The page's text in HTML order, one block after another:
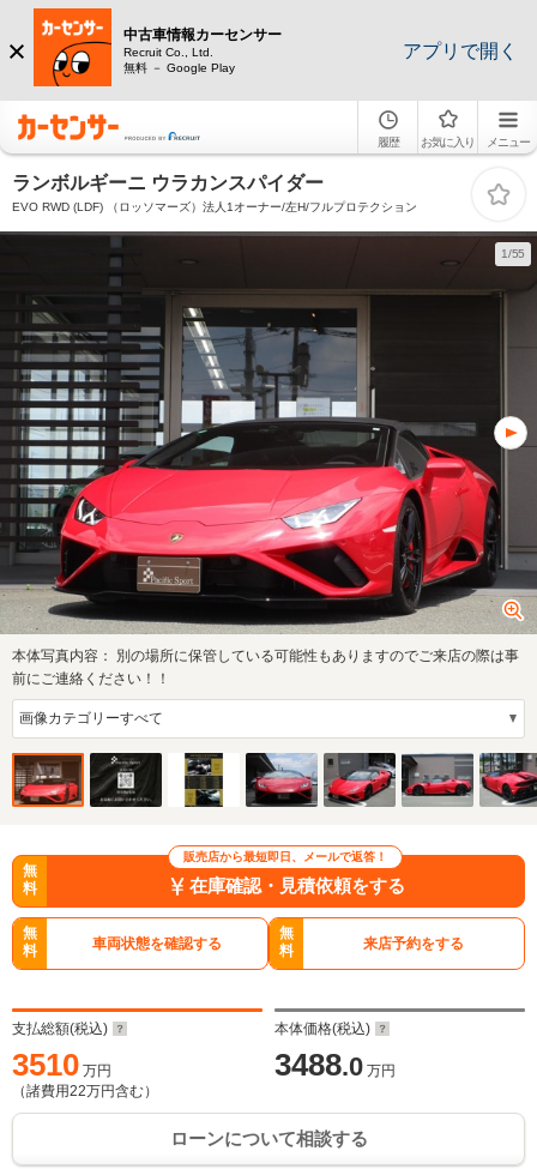
中古車情報カーセンサー
Recruit Co., Ltd.
無料 － Google Play
アプリで開く
履歴 お気に入り メニュー
ランボルギーニ ウラカンスパイダー
EVO RWD (LDF) （ロッソマーズ）法人1オーナー/左H/フルプロテクション
1/55
本体写真内容： 別の場所に保管している可能性もありますのでご来店の際は事
前にご連絡ください！！
販売店から最短即日、メールで返答！
無
料
在庫確認・見積依頼をする
無
料
車両状態を確認する
無
料
来店予約をする
支払総額(税込)
3510 万円
（諸費用22万円含む）
本体価格(税込)
3488.0 万円
ローンについて相談する